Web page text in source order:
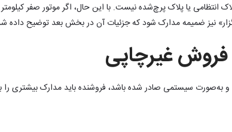
انتظامی یا پلاک پرچ‌شده نیست. با این حال، اگر موتور صفر
نیز ضمیمه مدارک شود که جزئیات آن در بخش بعد توضیح
فروش غیرچاپی
به‌صورت سیستمی صادر شده باشد، فروشنده باید مدارک بیشتری را